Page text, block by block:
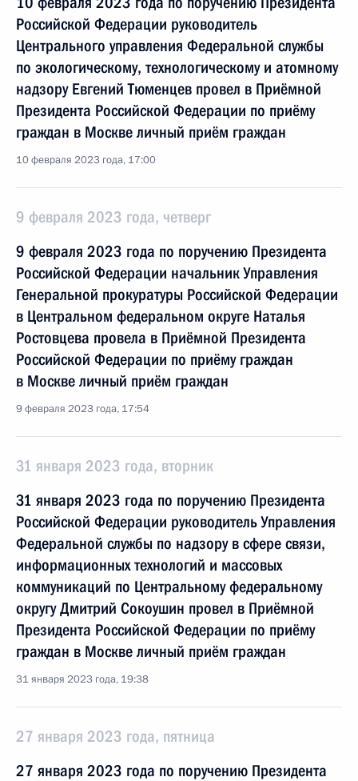
Российской Федерации руководитель
Центрального управления Федеральной службы
по экологическому, технологическому и атомному
надзору Евгений Тюменцев провел в Приёмной
Президента Российской Федерации по приёму
граждан в Москве личный приём граждан
10 февраля 2023 года, 17:00
9 февраля 2023 года, четверг
9 февраля 2023 года по поручению Президента
Российской Федерации начальник Управления
Генеральной прокуратуры Российской Федерации
в Центральном федеральном округе Наталья
Ростовцева провела в Приёмной Президента
Российской Федерации по приёму граждан
в Москве личный приём граждан
9 февраля 2023 года, 17:54
31 января 2023 года, вторник
31 января 2023 года по поручению Президента
Российской Федерации руководитель Управления
Федеральной службы по надзору в сфере связи,
информационных технологий и массовых
коммуникаций по Центральному федеральному
округу Дмитрий Сокоушин провел в Приёмной
Президента Российской Федерации по приёму
граждан в Москве личный приём граждан
31 января 2023 года, 19:38
27 января 2023 года, пятница
27 января 2023 года по поручению Президента